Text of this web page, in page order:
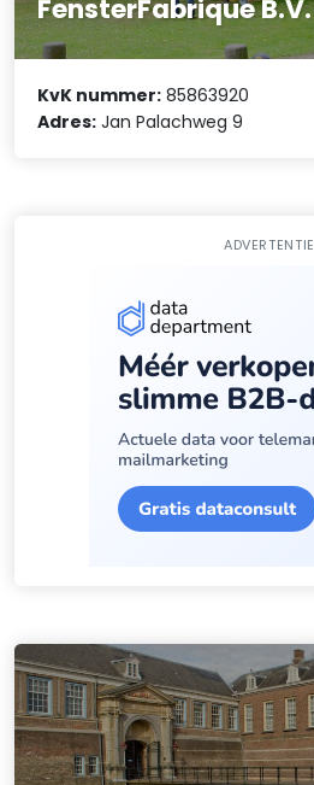
FensterFabrique B.V.
KvK nummer: 85863920
Adres: Jan Palachweg 9
ADVERTENTIE